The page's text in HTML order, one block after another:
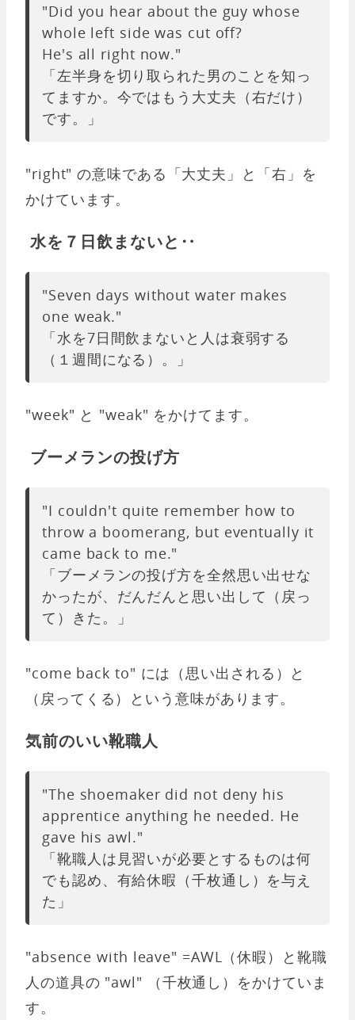
"Did you hear about the guy whose
whole left side was cut off?
He's all right now."
「左半身を切り取られた男のことを知っ
てますか。今ではもう大丈夫（右だけ）
です。」
"right" の意味である「大丈夫」と「右」を
かけています。
水を７日飲まないと‥
"Seven days without water makes
one weak."
「水を7日間飲まないと人は衰弱する
（１週間になる）。」
"week" と "weak" をかけてます。
ブーメランの投げ方
"I couldn't quite remember how to
throw a boomerang, but eventually it
came back to me."
「ブーメランの投げ方を全然思い出せな
かったが、だんだんと思い出して（戻っ
て）きた。」
"come back to" には（思い出される）と
（戻ってくる）という意味があります。
気前のいい靴職人
"The shoemaker did not deny his
apprentice anything he needed. He
gave his awl."
「靴職人は見習いが必要とするものは何
でも認め、有給休暇（千枚通し）を与え
た」
"absence with leave" =AWL（休暇）と靴職
人の道具の "awl" （千枚通し）をかけていま
す。